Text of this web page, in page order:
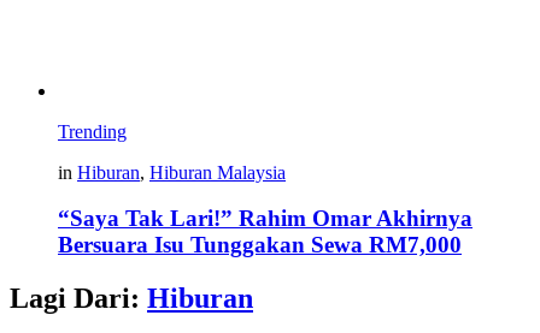
Trending
in Hiburan, Hiburan Malaysia
“Saya Tak Lari!” Rahim Omar Akhirnya
Bersuara Isu Tunggakan Sewa RM7,000
Lagi Dari: Hiburan